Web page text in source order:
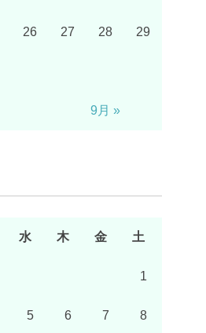
26 27 28 29
9月 »
水 木 金 土
1
5 6 7 8